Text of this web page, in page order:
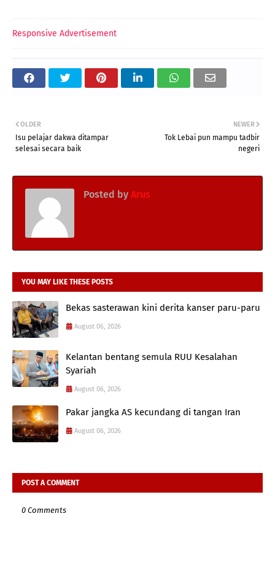
Responsive Advertisement
NEWER
Tok Lebai pun mampu tadbir
negeri
OLDER
Isu pelajar dakwa ditampar
selesai secara baik
Posted by Arus
YOU MAY LIKE THESE POSTS
Bekas sasterawan kini derita kanser paru-paru
August 06, 2026
Kelantan bentang semula RUU Kesalahan
Syariah
August 06, 2026
Pakar jangka AS kecundang di tangan Iran
August 06, 2026
POST A COMMENT
0 Comments